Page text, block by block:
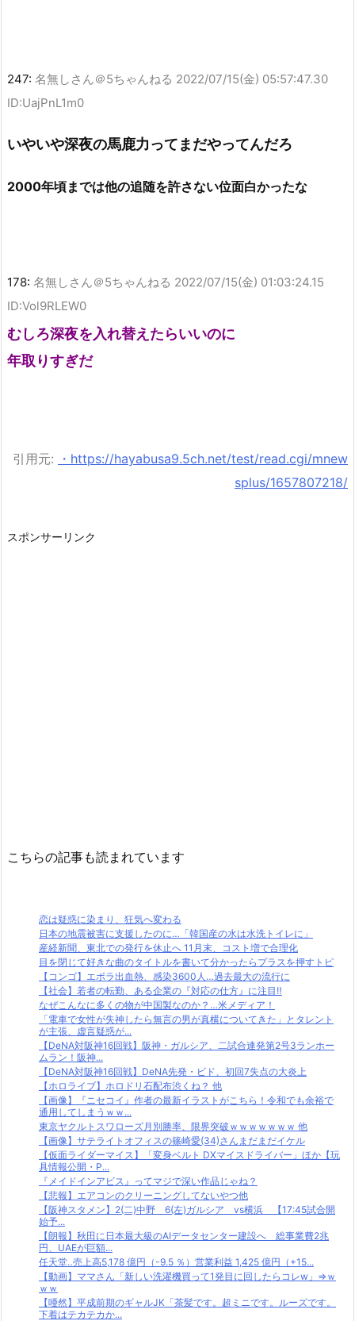
247: 名無しさん＠5ちゃんねる 2022/07/15(金) 05:57:47.30
ID:UajPnL1m0
いやいや深夜の馬鹿力ってまだやってんだろ
2000年頃までは他の追随を許さない位面白かったな
178: 名無しさん＠5ちゃんねる 2022/07/15(金) 01:03:24.15
ID:Vol9RLEW0
むしろ深夜を入れ替えたらいいのに
年取りすぎだ
引用元:
・https://hayabusa9.5ch.net/test/read.cgi/mnew
splus/1657807218/
スポンサーリンク
こちらの記事も読まれています
恋は疑惑に染まり、狂気へ変わる
日本の地震被害に支援したのに…「韓国産の水は水洗トイレに」
産経新聞、東北での発行を休止へ 11月末、コスト増で合理化
目を閉じて好きな曲のタイトルを書いて分かったらプラスを押すトピ
【コンゴ】エボラ出血熱、感染3600人…過去最大の流行に
【社会】若者の転勤、ある企業の『対応の仕方』に注目‼
なぜこんなに多くの物が中国製なのか？…米メディア！
「電車で女性が失神したら無言の男が真横についてきた」とタレント
が主張、虚言疑惑が...
【DeNA対阪神16回戦】阪神・ガルシア、二試合連発第2号3ランホー
ムラン！阪神...
【DeNA対阪神16回戦】DeNA先発・ビド、初回7失点の大炎上
【ホロライブ】ホロドリ石配布渋くね？ 他
【画像】『ニセコイ』作者の最新イラストがこちら！令和でも余裕で
通用してしまうｗｗ...
東京ヤクルトスワローズ月別勝率、限界突破ｗｗｗｗｗｗｗ 他
【画像】サテライトオフィスの篠崎愛(34)さんまだまだイケル
【仮面ライダーマイス】「変身ベルト DXマイスドライバー」ほか【玩
具情報公開・P...
『メイドインアビス』ってマジで深い作品じゃね？
【悲報】エアコンのクリーニングしてないやつ他
【阪神スタメン】2(二)中野 6(左)ガルシア vs横浜 【17:45試合開
始予...
【朗報】秋田に日本最大級のAIデータセンター建設へ 総事業費2兆
円、UAEが巨額...
任天堂‥売上高5,178 億円（-9.5 ％）営業利益 1,425 億円（+15...
【動画】ママさん「新しい洗濯機買って1発目に回したらコレw」⇒ｗ
ｗｗ
【唖然】平成前期のギャルJK「茶髪です。超ミニです。ルーズです。
下着はテカテカか...